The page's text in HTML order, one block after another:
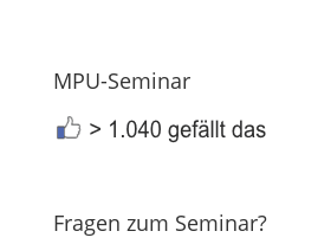
MPU-Seminar
Fragen zum Seminar?